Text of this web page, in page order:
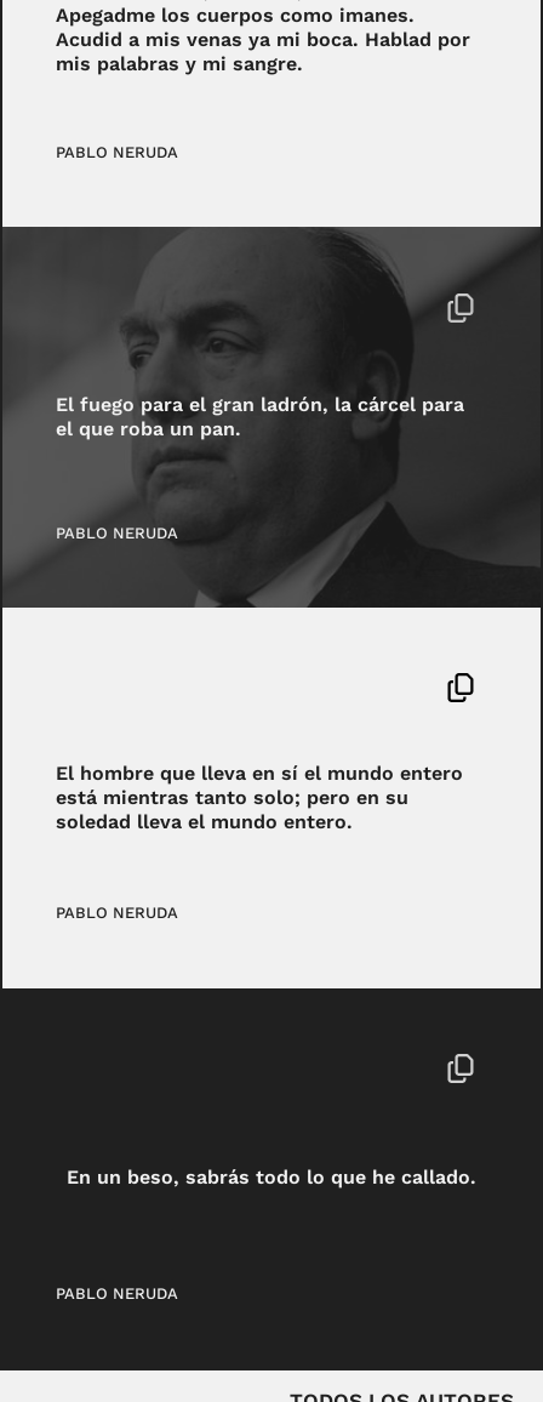
Apegadme los cuerpos como imanes.
Acudid a mis venas ya mi boca. Hablad por
mis palabras y mi sangre.‎
PABLO NERUDA
El fuego para el gran ladrón, la cárcel para
el que roba un pan.
PABLO NERUDA
El hombre que lleva en sí el mundo entero
está mientras tanto solo; pero en su
soledad lleva el mundo entero.
PABLO NERUDA
En un beso, sabrás todo lo que he callado.
PABLO NERUDA